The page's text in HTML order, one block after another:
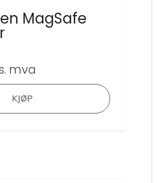
MagSafe
mva
KJØP